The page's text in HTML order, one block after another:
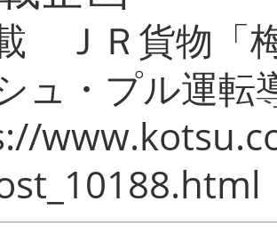
ＪＲ貨物「
ュ・プル運転